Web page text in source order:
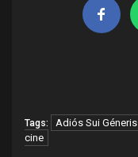
Tags: Adiós Sui Géneris
cine